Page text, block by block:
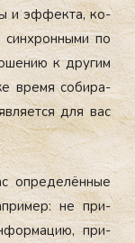
и эф­фекта, ко­
по
к дру­гим
вре­мя со­бира­
для вас
оп­ре­делён­ные
не при­
при­